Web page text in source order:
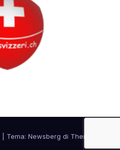
Tema: Newsberg di Themeansar